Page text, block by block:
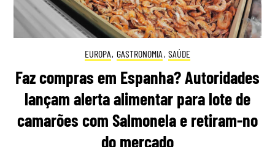
EUROPA, GASTRONOMIA , SAÚDE
Faz compras em Espanha? Autoridades
lançam alerta alimentar para lote de
camarões com Salmonela e retiram-no
do mercado